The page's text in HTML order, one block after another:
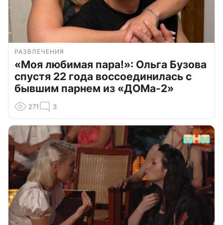
РАЗВЛЕЧЕНИЯ
«Моя любимая пара!»: Ольга Бузова
спустя 22 года воссоединилась с
бывшим парнем из «ДОМа-2»
271 3